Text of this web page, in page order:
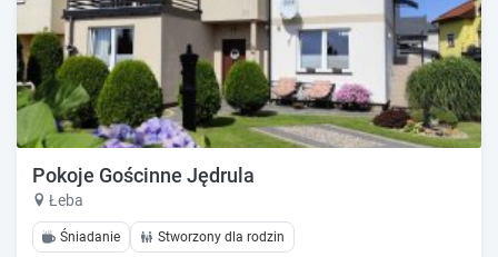
Pokoje Gościnne Jędrula
Łeba
Śniadanie Stworzony dla rodzin